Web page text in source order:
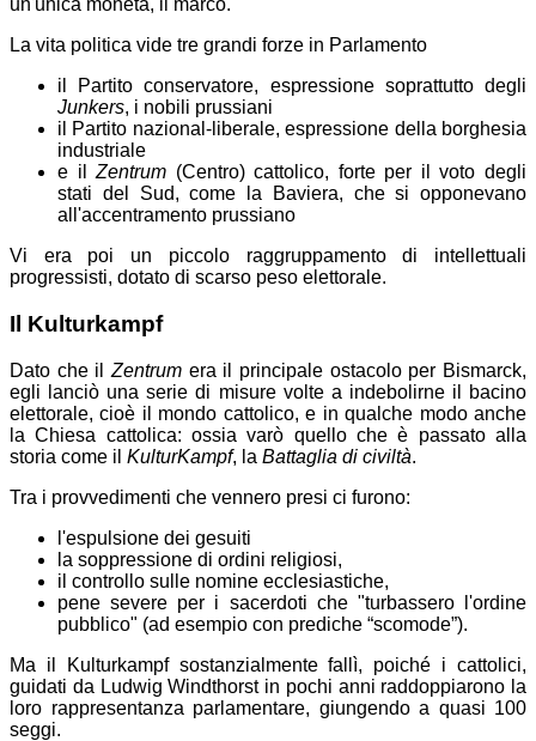
un'unica moneta, il marco.
La vita politica vide tre grandi forze in Parlamento
il Partito conservatore, espressione soprattutto degli
Junkers, i nobili prussiani
il Partito nazional-liberale, espressione della borghesia
industriale
e ilZentrum (Centro) cattolico, forte per il voto degli
stati del Sud, come la Baviera, che si opponevano
all'accentramento prussiano
Vi era poi un piccolo raggruppamento di intellettuali
progressisti, dotato di scarso peso elettorale.
Il Kulturkampf
Dato che il Zentrum era il principale ostacolo per Bismarck,
egli lanciò una serie di misure volte a indebolirne il bacino
elettorale, cioè il mondo cattolico, e in qualche modo anche
la Chiesa cattolica: ossia varò quello che è passato alla
storia come il KulturKampf, la Battaglia di civiltà.
Tra i provvedimenti che vennero presi ci furono:
l'espulsione dei gesuiti
la soppressione di ordini religiosi,
il controllo sulle nomine ecclesiastiche,
pene severe per i sacerdoti che "turbassero l'ordine
pubblico" (ad esempio con prediche “scomode”).
Ma il Kulturkampf sostanzialmente fallì, poiché i cattolici,
guidati da Ludwig Windthorst in pochi anni raddoppiarono la
loro rappresentanza parlamentare, giungendo a quasi 100
seggi.